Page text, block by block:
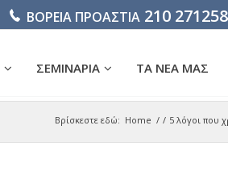
ΒΟΡΕΙΑ ΠΡΟΑΣΤΙΑ 210
ΣΕΜΙΝΑΡΙΑ ΤΑ ΝΕΑ ΜΑΣ
Βρίσκεστε εδώ: Home / / 5 λόγοι που